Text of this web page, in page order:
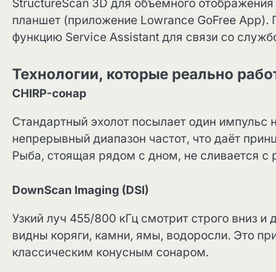
StructureScan 3D для объёмного
планшет (приложение Lowrance GoFree
функцию Service Assistant для связи со
Технологии, которые реально
CHIRP-сонар
Стандартный эхолот посылает один импульс
непрерывный диапазон частот, что даёт
Рыба, стоящая рядом с дном, не сливается
DownScan Imaging (DSI)
Узкий луч 455/800 кГц смотрит строго вниз
видны коряги, камни, ямы, водоросли. Это
классическим конусным сонаром.